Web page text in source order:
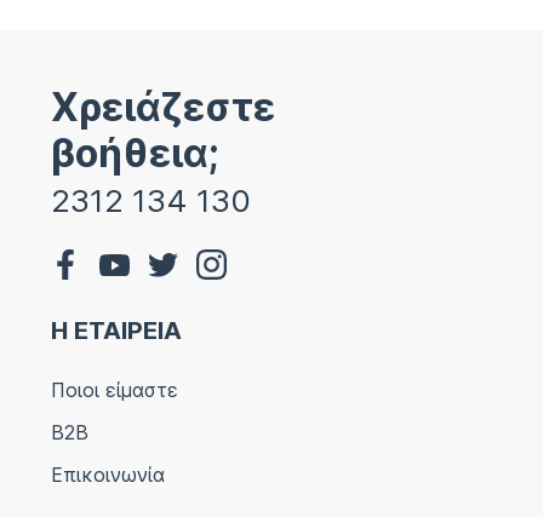
Χρειάζεστε
βοήθεια;
2312 134 130
Η ΕΤΑΙΡΕΙΑ
Ποιοι είμαστε
B2B
Επικοινωνία